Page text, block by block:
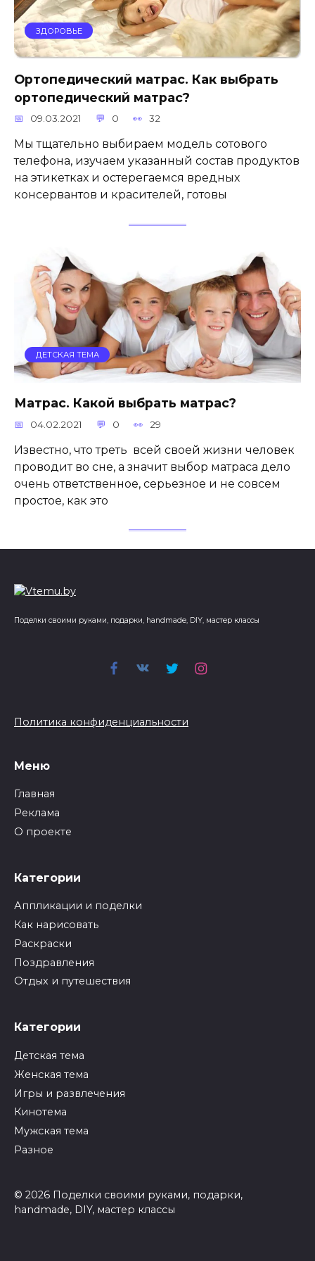
ЗДОРОВЬЕ
Ортопедический матрас. Как выбрать
ортопедический матрас?
09.03.2021 0 32
Мы тщательно выбираем модель сотового
телефона, изучаем указанный состав продуктов
на этикетках и остерегаемся вредных
консервантов и красителей, готовы
ДЕТСКАЯ ТЕМА
Матрас. Какой выбрать матрас?
04.02.2021 0 29
Известно, что треть всей своей жизни человек
проводит во сне, а значит выбор матраса дело
очень ответственное, серьезное и не совсем
простое, как это
Поделки своими руками, подарки, handmade, DIY, мастер классы
Политика конфиденциальности
Меню
Главная
Реклама
О проекте
Категории
Аппликации и поделки
Как нарисовать
Раскраски
Поздравления
Отдых и путешествия
Категории
Детская тема
Женская тема
Игры и развлечения
Кинотема
Мужская тема
Разное
© 2026 Поделки своими руками, подарки,
handmade, DIY, мастер классы